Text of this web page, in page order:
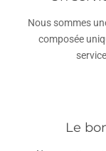
Nous sommes
composée
Le